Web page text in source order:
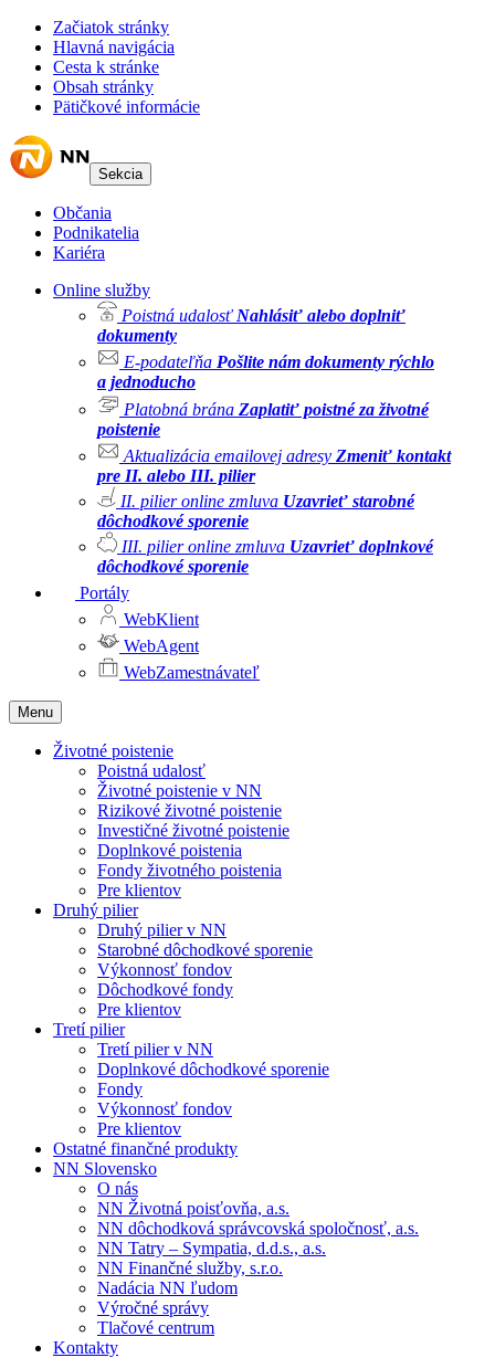
Začiatok stránky
Hlavná navigácia
Cesta k stránke
Obsah stránky
Pätičkové informácie
Sekcia
Občania
Podnikatelia
Kariéra
Online služby
Poistná udalosť Nahlásiť alebo doplniť
dokumenty
E-podateľňa Pošlite nám dokumenty rýchlo
a jednoducho
Platobná brána Zaplatiť poistné za životné
poistenie
Aktualizácia emailovej adresy Zmeniť kontakt
pre II. alebo III. pilier
II. pilier online zmluva Uzavrieť starobné
dôchodkové sporenie
III. pilier online zmluva Uzavrieť doplnkové
dôchodkové sporenie
Portály
WebKlient
WebAgent
WebZamestnávateľ
Menu
Životné poistenie
Poistná udalosť
Životné poistenie v NN
Rizikové životné poistenie
Investičné životné poistenie
Doplnkové poistenia
Fondy životného poistenia
Pre klientov
Druhý pilier
Druhý pilier v NN
Starobné dôchodkové sporenie
Výkonnosť fondov
Dôchodkové fondy
Pre klientov
Tretí pilier
Tretí pilier v NN
Doplnkové dôchodkové sporenie
Fondy
Výkonnosť fondov
Pre klientov
Ostatné finančné produkty
NN Slovensko
O nás
NN Životná poisťovňa, a.s.
NN dôchodková správcovská spoločnosť, a.s.
NN Tatry – Sympatia, d.d.s., a.s.
NN Finančné služby, s.r.o.
Nadácia NN ľudom
Výročné správy
Tlačové centrum
Kontakty